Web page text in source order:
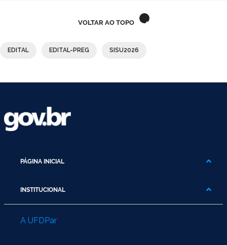
VOLTAR AO TOPO
EDITAL EDITAL-PREG SISU2026
PÁGINA INICIAL
INSTITUCIONAL
A UFDPar